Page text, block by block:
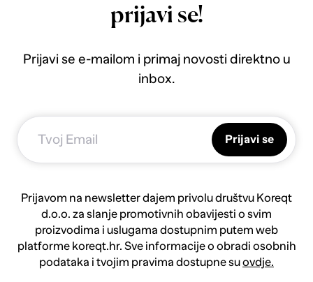
prijavi se!
Prijavi se e-mailom i primaj novosti direktno u
inbox.
Prijavi se
Prijavom na newsletter dajem privolu društvu Koreqt
d.o.o. za slanje promotivnih obavijesti o svim
proizvodima i uslugama dostupnim putem web
platforme koreqt.hr. Sve informacije o obradi osobnih
podataka i tvojim pravima dostupne suovdje.